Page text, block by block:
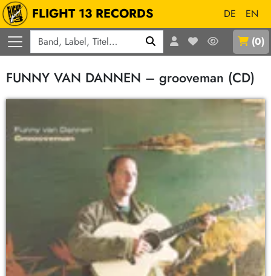
FLIGHT 13 RECORDS DE
EN
(0)
FUNNY VAN DANNEN – grooveman (CD)